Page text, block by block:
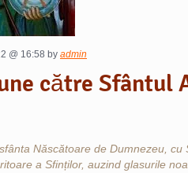
@ 16:58 by admin
către Sfântul
Născătoare de Dumnezeu,
a Sfinților, auzind glasurile